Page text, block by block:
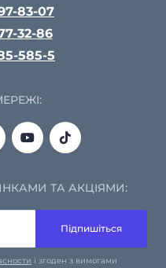
83-07
32-86
585-5
ТА АКЦІЯМИ:
Підпишіться
і згоден з вимогами